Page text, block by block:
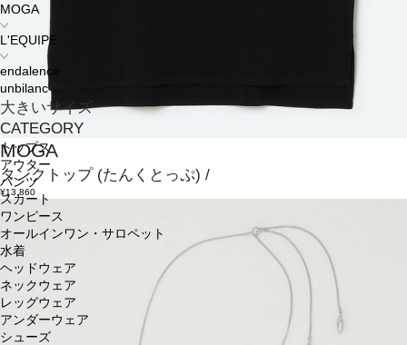
MOGA
L'EQUIPE
endalence
unbilanc
大きいサイズ
CATEGORY
トップス
アウター
パンツ
スカート
ワンピース
オールインワン・サロペット
水着
ヘッドウェア
ネックウェア
レッグウェア
アンダーウェア
シューズ
MOGA
タンクトップ (たんくとっぷ) /
¥13,860